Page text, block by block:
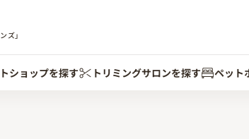
ズ」
ショップを探す トリミングサロンを探す ペット